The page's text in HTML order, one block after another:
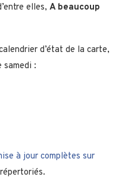
elles, A beaucoup
d’état de la carte,
samedi :
à jour complètes sur